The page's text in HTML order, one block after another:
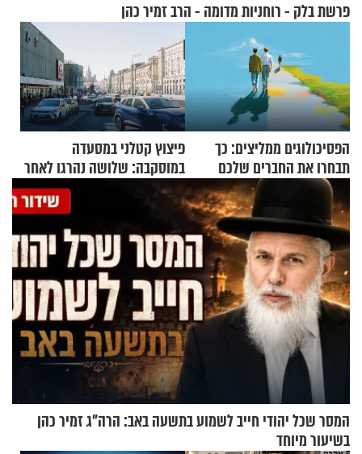
פרשת בלק - רוחניות מדומה - הרב זמיר כהן
הפסיכולוגים ממליצים: כך
תבחרו את החברים שלכם
בחיים
פיצוץ קטלני במסעדה
במוסקבה: שלושה נהרגו לאחר
שמטען שנשאה אישה התפוצץ
המסר שכל יהודי חייב לשמוע בתשעה באב: הרה"ג זמיר כהן
בשיעור מיוחד